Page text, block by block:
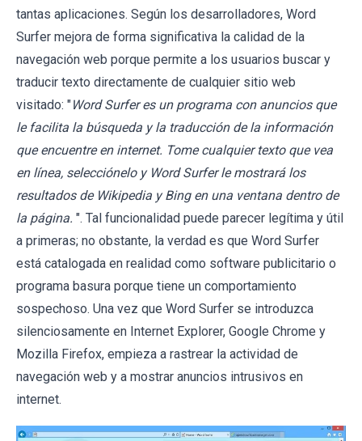
tantas aplicaciones. Según los desarrolladores, Word
Surfer mejora de forma significativa la calidad de la
navegación web porque permite a los usuarios buscar y
traducir texto directamente de cualquier sitio web
visitado: "Word Surfer es un programa con anuncios que
le facilita la búsqueda y la traducción de la información
que encuentre en internet. Tome cualquier texto que vea
en línea, selecciónelo y Word Surfer le mostrará los
resultados de Wikipedia y Bing en una ventana dentro de
la página. ". Tal funcionalidad puede parecer legítima y útil
a primeras; no obstante, la verdad es que Word Surfer
está catalogada en realidad como software publicitario o
programa basura porque tiene un comportamiento
sospechoso. Una vez que Word Surfer se introduzca
silenciosamente en Internet Explorer, Google Chrome y
Mozilla Firefox, empieza a rastrear la actividad de
navegación web y a mostrar anuncios intrusivos en
internet.